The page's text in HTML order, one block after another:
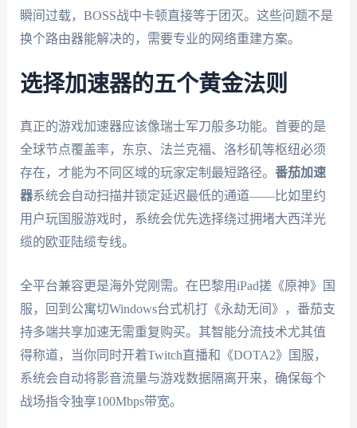
瞬间过载，BOSS战中卡顿直接等于团灭。这些问题不是
换个路由器能解决的，需要专业的网络重建方案。
选择加速器的五个黄金法则
真正的游戏加速器应该像瑞士军刀般多功能。首要的是
全球节点覆盖率，东京、法兰克福、洛杉矶等枢纽必须
存在，才能为不同区域的玩家定制最短路径。 番茄加速
器系统会自动扫描并锁定延迟最低的通道——比如里约
用户玩国服游戏时，系统会优先选择绕过拥堵大西洋光
缆的欧亚陆缆专线。
全平台兼容更是海外党刚需。在巴黎用iPad搓《原神》国
服，回到公寓切Windows台式机打《永劫无间》，番茄支
持多端共享加速无需重复购买。其智能分流技术尤其值
得称道，当你同时开着Twitch直播和《DOTA2》国服，
系统会自动将影音流量与游戏数据隔离开来，确保每个
战场指令独享100Mbps带宽。